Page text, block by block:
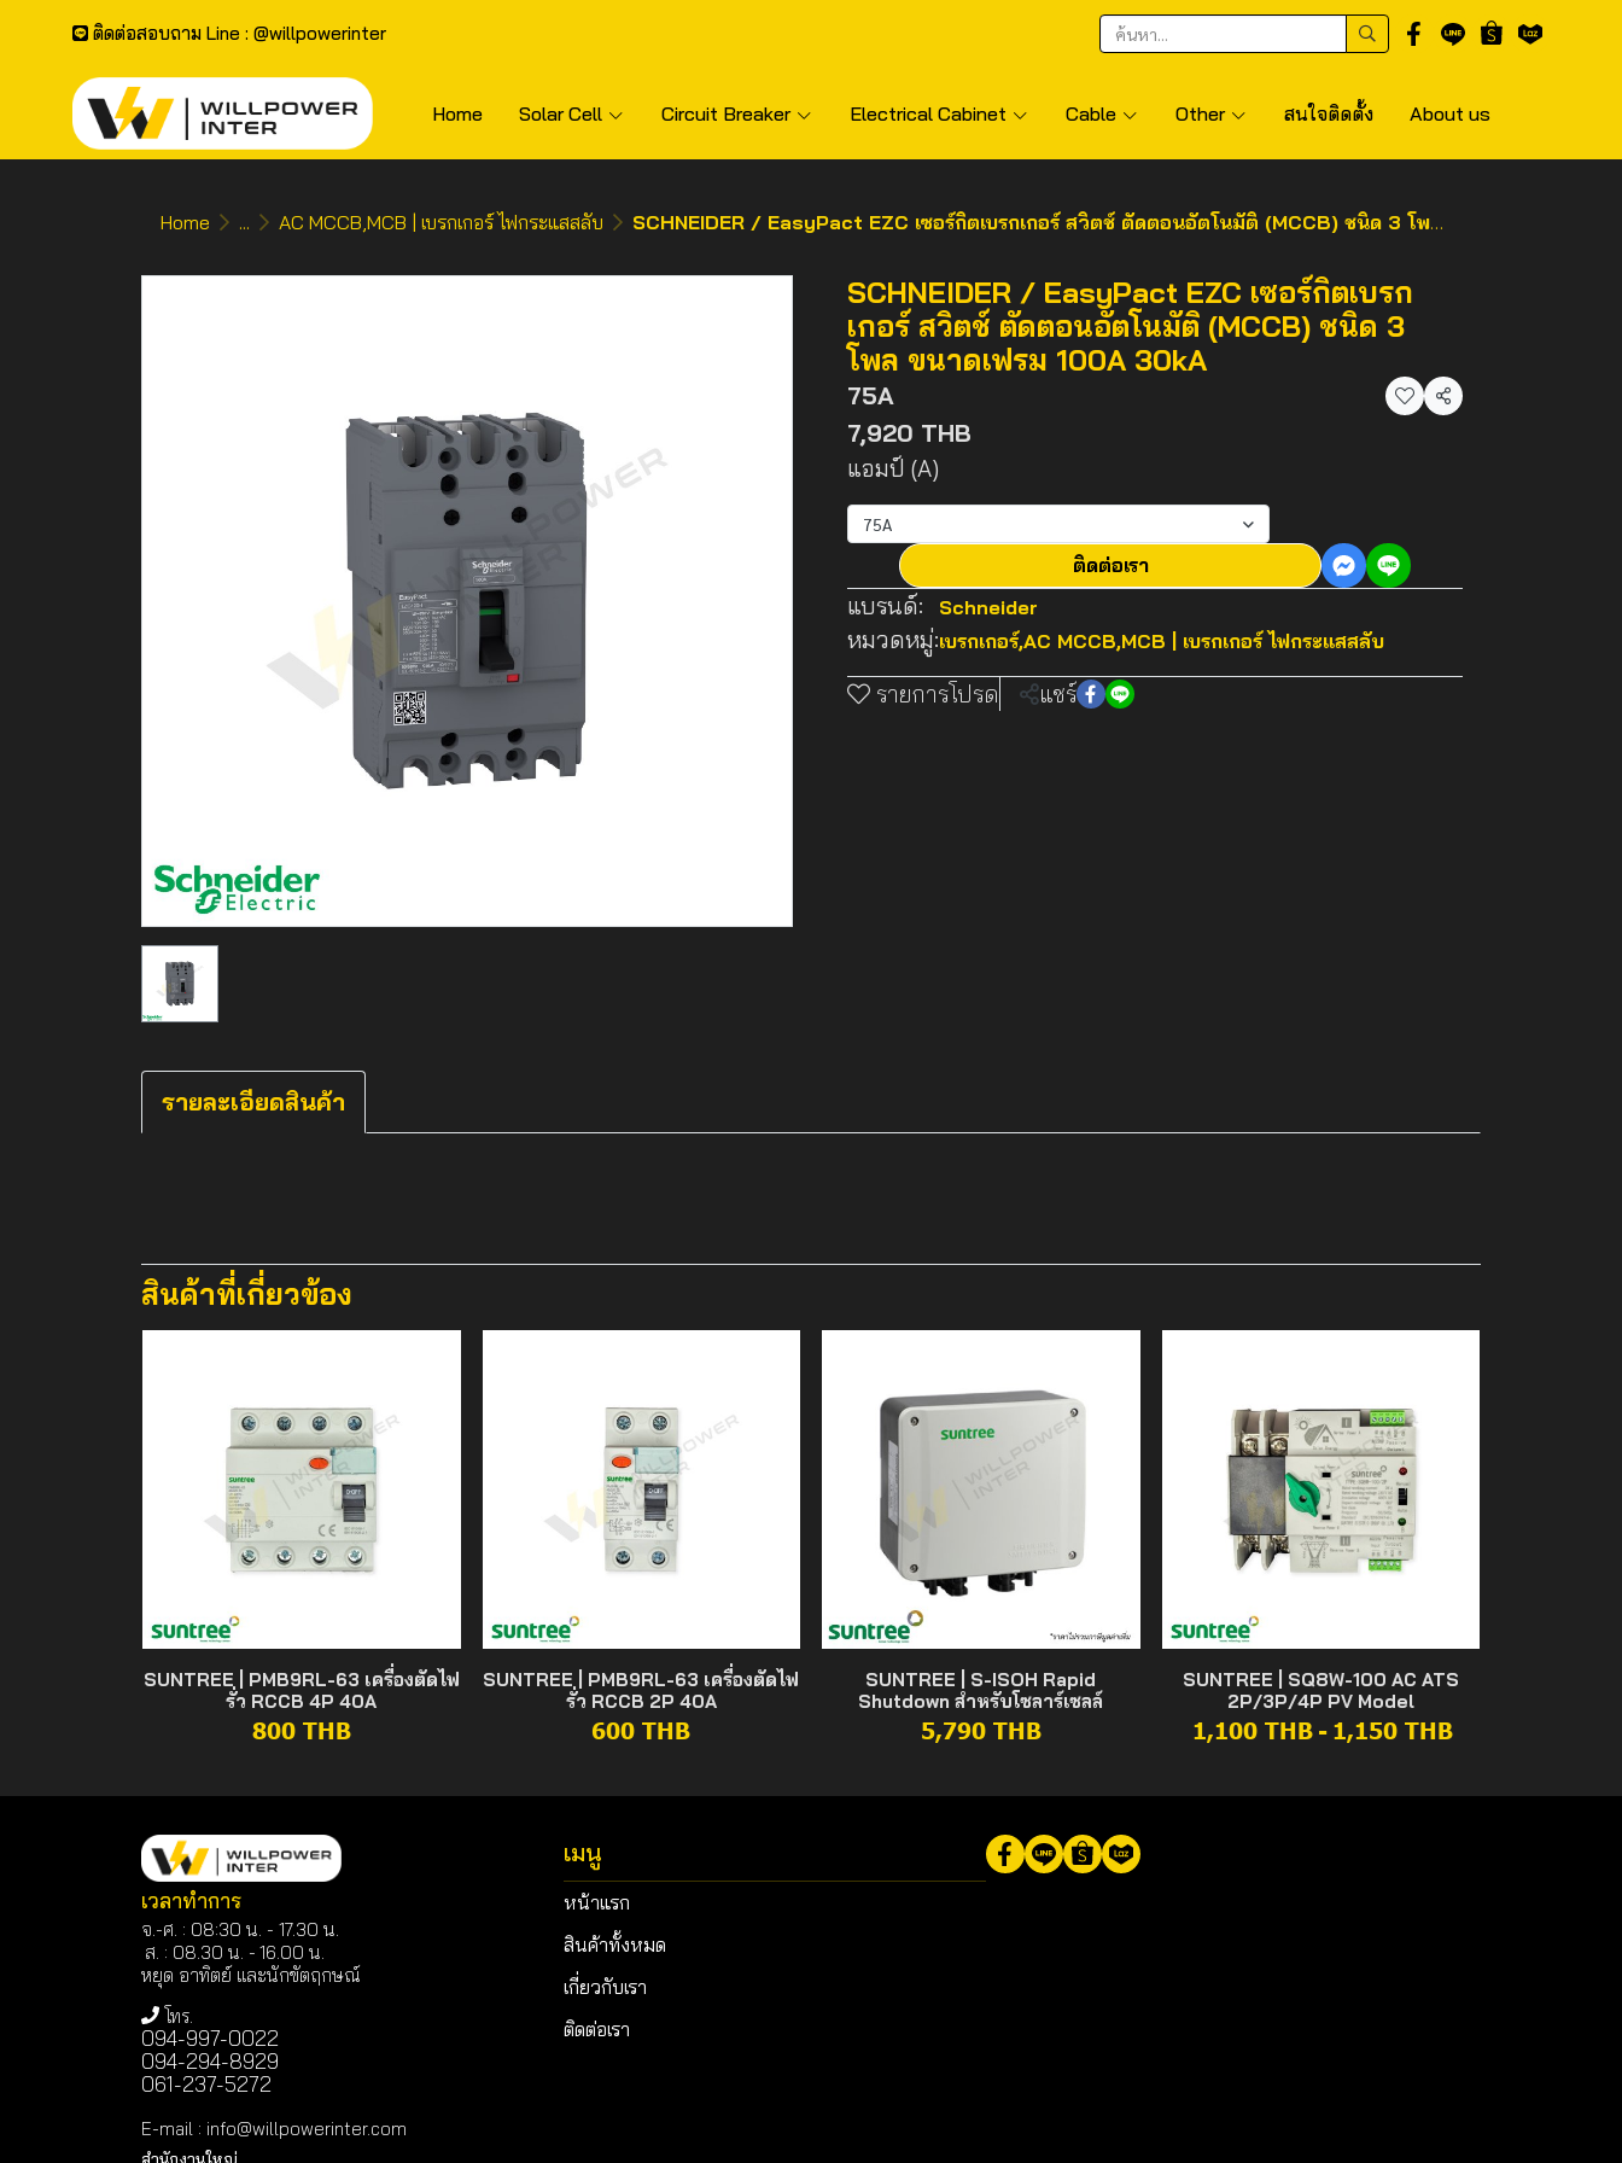
ติดต่อสอบถาม Line : @willpowerinter
Home Solar Cell Circuit Breaker Electrical Cabinet Cable Other สนใจติดตั้ง About us
Home ... AC MCCB,MCB | เบรกเกอร์ ไฟกระแสสลับ SCHNEIDER / EasyPact EZC เซอร์กิตเบรกเกอร์ สวิตช์ ตัดตอนอัตโนมัติ (MCCB) ชนิด 3 โพล ขนาดเฟรม 100A 30kA
SCHNEIDER / EasyPact EZC เซอร์กิตเบรก
เกอร์ สวิตช์ ตัดตอนอัตโนมัติ (MCCB) ชนิด 3
โพล ขนาดเฟรม 100A 30kA
75A แชร์
7,920 THB
แอมป์ (A)
75A
ติดต่อเรา
แบรนด์: Schneider
หมวดหมู่:เบรกเกอร์,AC MCCB,MCB | เบรกเกอร์ ไฟกระแสสลับ
รายการโปรด แชร์
รายละเอียดสินค้า
สินค้าที่เกี่ยวข้อง
SUNTREE | PMB9RL-63 เครื่องตัดไฟ
รั่ว RCCB 4P 40A
800 THB
SUNTREE | PMB9RL-63 เครื่องตัดไฟ
รั่ว RCCB 2P 40A
600 THB
SUNTREE | S-ISOH Rapid
Shutdown สำหรับโซลาร์เซลล์
5,790 THB
SUNTREE | SQ8W-100 AC ATS
2P/3P/4P PV Model
1,100 THB - 1,150 THB
เวลาทำการ
จ.-ศ. : 08:30 น. - 17.30 น.
ส. : 08.30 น. - 16.00 น.
หยุด อาทิตย์ และนักขัตฤกษณ์
โทร.
094-997-0022
094-294-8929
061-237-5272
E-mail : info@willpowerinter.com
สำนักงานใหญ่
เมนู
หน้าแรก
สินค้าทั้งหมด
เกี่ยวกับเรา
ติดต่อเรา